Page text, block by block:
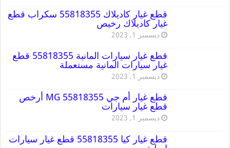
قطع غيار كاديلاك 55818355 سكراب قطع
غيار كاديلاك رخيص
ديسمبر 1, 2023
قطع غيار سيارات المانية 55818355 قطع
غيار سيارات المانية مستعملة
ديسمبر 1, 2023
قطع غيار أم جي MG 55818355 أرخص
قطع غيار سيارات
ديسمبر 1, 2023
قطع غيار كيا 55818355 قطع غيار سيارات